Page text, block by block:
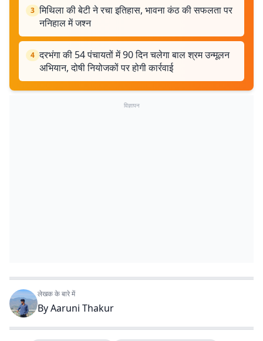
3 मिथिला की बेटी ने रचा इतिहास, भावना कंठ की सफलता पर
ननिहाल में जश्न
4 दरभंगा की 54 पंचायतों में 90 दिन चलेगा बाल श्रम उन्मूलन
अभियान, दोषी नियोजकों पर होगी कार्रवाई
विज्ञापन
लेखक के बारे में
ByAaruni Thakur